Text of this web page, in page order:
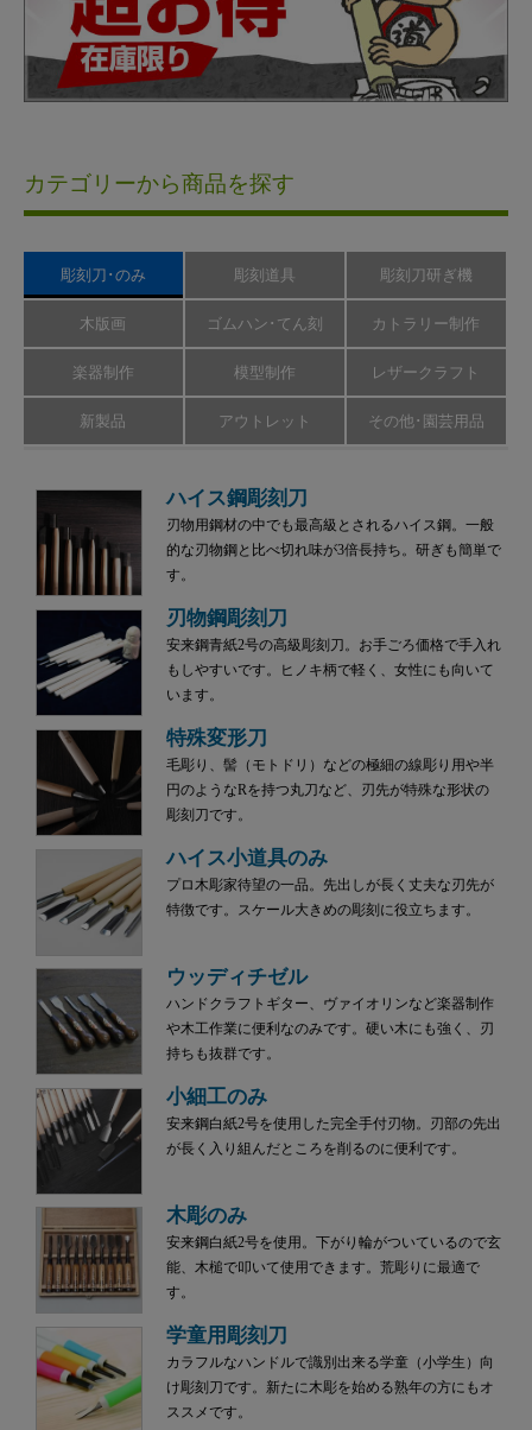
カテゴリーから商品を探す
彫刻刀･のみ 彫刻道具 彫刻刀研ぎ機
木版画 ゴムハン･てん刻 カトラリー制作
楽器制作 模型制作 レザークラフト
新製品 アウトレット その他･園芸用品
ハイス鋼彫刻刀
刃物用鋼材の中でも最高級とされるハイス鋼。一般
的な刃物鋼と比べ切れ味が3倍長持ち。研ぎも簡単で
す。
刃物鋼彫刻刀
安来鋼青紙2号の高級彫刻刀。お手ごろ価格で手入れ
もしやすいです。ヒノキ柄で軽く、女性にも向いて
います。
特殊変形刀
毛彫り、髻（モトドリ）などの極細の線彫り用や半
円のようなRを持つ丸刀など、刃先が特殊な形状の
彫刻刀です。
ハイス小道具のみ
プロ木彫家待望の一品。先出しが長く丈夫な刃先が
特徴です。スケール大きめの彫刻に役立ちます。
ウッディチゼル
ハンドクラフトギター、ヴァイオリンなど楽器制作
や木工作業に便利なのみです。硬い木にも強く、刃
持ちも抜群です。
小細工のみ
安来鋼白紙2号を使用した完全手付刃物。刃部の先出
が長く入り組んだところを削るのに便利です。
木彫のみ
安来鋼白紙2号を使用。下がり輪がついているので玄
能、木槌で叩いて使用できます。荒彫りに最適で
す。
学童用彫刻刀
カラフルなハンドルで識別出来る学童（小学生）向
け彫刻刀です。新たに木彫を始める熟年の方にもオ
ススメです。